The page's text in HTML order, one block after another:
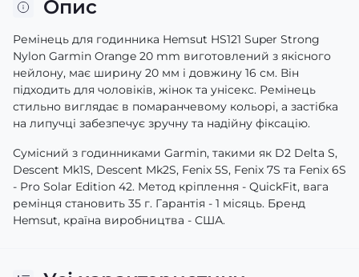
Опис
Ремінець для годинника Hemsut HS121 Super Strong
Nylon Garmin Orange 20 mm виготовлений з якісного
нейлону, має ширину 20 мм і довжину 16 см. Він
підходить для чоловіків, жінок та унісекс. Ремінець
стильно виглядає в помаранчевому кольорі, а застібка
на липучці забезпечує зручну та надійну фіксацію.
Сумісний з годинниками Garmin, такими як D2 Delta S,
Descent Mk1S, Descent Mk2S, Fenix 5S, Fenix 7S та Fenix 6S
- Pro Solar Edition 42. Метод кріплення - QuickFit, вага
ремінця становить 35 г. Гарантія - 1 місяць. Бренд
Hemsut, країна виробництва - США.